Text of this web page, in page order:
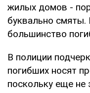
жилых домов -
буквально
большинство
В полиции
погибших носят
поскольку еще не